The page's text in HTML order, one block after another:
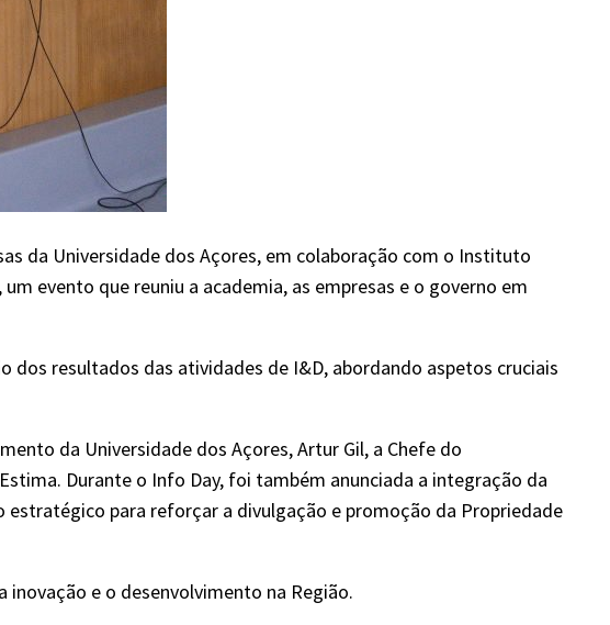
da Universidade dos Açores, em colaboração com o Instituto
evento que reuniu a academia, as empresas e o governo em
resultados das atividades de I&D, abordando aspetos cruciais
da Universidade dos Açores, Artur Gil, a Chefe do
Durante o Info Day, foi também anunciada a integração da
estratégico para reforçar a divulgação e promoção da Propriedade
e o desenvolvimento na Região.